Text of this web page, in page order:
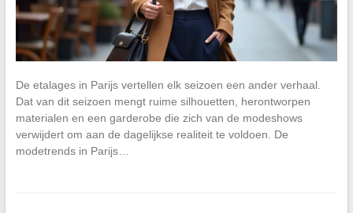
De etalages in Parijs vertellen elk seizoen een ander verhaal.
Dat van dit seizoen mengt ruime silhouetten, herontworpen
materialen en een garderobe die zich van de modeshows
verwijdert om aan de dagelijkse realiteit te voldoen. De
modetrends in Parijs…